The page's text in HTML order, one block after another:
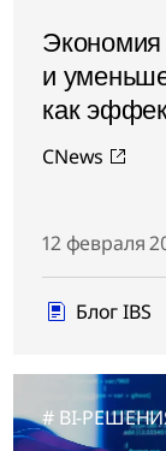
Экономия
и
как
CNews
12 февраля
Блог IBS
BI-